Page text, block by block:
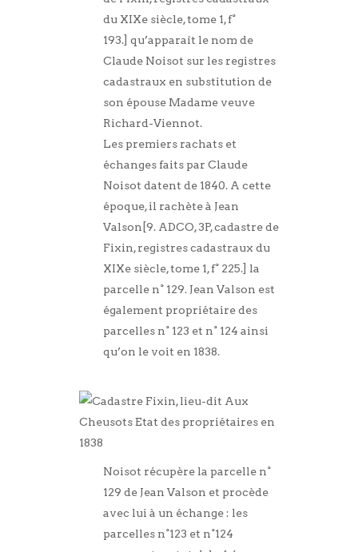
du XIXe siècle, tome 1, f°
193.] qu’apparaît le nom de
Claude Noisot sur les registres
cadastraux en substitution de
son épouse Madame veuve
Richard-Viennot.
Les premiers rachats et
échanges faits par Claude
Noisot datent de 1840. A cette
époque, il rachète à Jean
Valson[9. ADCO, 3P, cadastre de
Fixin, registres cadastraux du
XIXe siècle, tome 1, f° 225.] la
parcelle n° 129. Jean Valson est
également propriétaire des
parcelles n° 123 et n° 124 ainsi
qu’on le voit en 1838.
Noisot récupère la parcelle n°
129 de Jean Valson et procède
avec lui à un échange : les
parcelles n°123 et n°124